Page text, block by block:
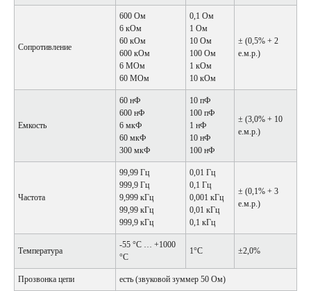
Сопротивление
600 Ом
6 кОм
60 кОм
600 кОм
6 МОм
60 МОм
0,1 Ом
1 Ом
10 Ом
100 Ом
1 кОм
10 кОм
± (0,5% + 2
е.м.р.)
Емкость
60 нФ
600 нФ
6 мкФ
60 мкФ
300 мкФ
10 пФ
100 пФ
1 нФ
10 нФ
100 нФ
± (3,0% + 10
е.м.р.)
Частота
99,99 Гц
999,9 Гц
9,999 кГц
99,99 кГц
999,9 кГц
0,01 Гц
0,1 Гц
0,001 кГц
0,01 кГц
0,1 кГц
± (0,1% + 3
е.м.р.)
Температура
-55 °C … +1000
°C
1°С ±2,0%
Прозвонка цепи есть (звуковой зуммер 50 Ом)